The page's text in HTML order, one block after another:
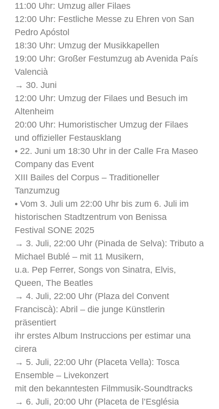
11:00 Uhr: Umzug aller Filaes
12:00 Uhr: Festliche Messe zu Ehren von San
Pedro Apóstol
18:30 Uhr: Umzug der Musikkapellen
19:00 Uhr: Großer Festumzug ab Avenida País
Valencià
→ 30. Juni
12:00 Uhr: Umzug der Filaes und Besuch im
Altenheim
20:00 Uhr: Humoristischer Umzug der Filaes
und offizieller Festausklang
• 22. Juni um 18:30 Uhr in der Calle Fra Maseo
Company das Event
XIII Bailes del Corpus – Traditioneller
Tanzumzug
• Vom 3. Juli um 22:00 Uhr bis zum 6. Juli im
historischen Stadtzentrum von Benissa
Festival SONE 2025
→ 3. Juli, 22:00 Uhr (Pinada de Selva): Tributo a
Michael Bublé – mit 11 Musikern,
u.a. Pep Ferrer, Songs von Sinatra, Elvis,
Queen, The Beatles
→ 4. Juli, 22:00 Uhr (Plaza del Convent
Franciscà): Abril – die junge Künstlerin
präsentiert
ihr erstes Album Instruccions per estimar una
cirera
→ 5. Juli, 22:00 Uhr (Placeta Vella): Tosca
Ensemble – Livekonzert
mit den bekanntesten Filmmusik-Soundtracks
→ 6. Juli, 20:00 Uhr (Placeta de l’Església